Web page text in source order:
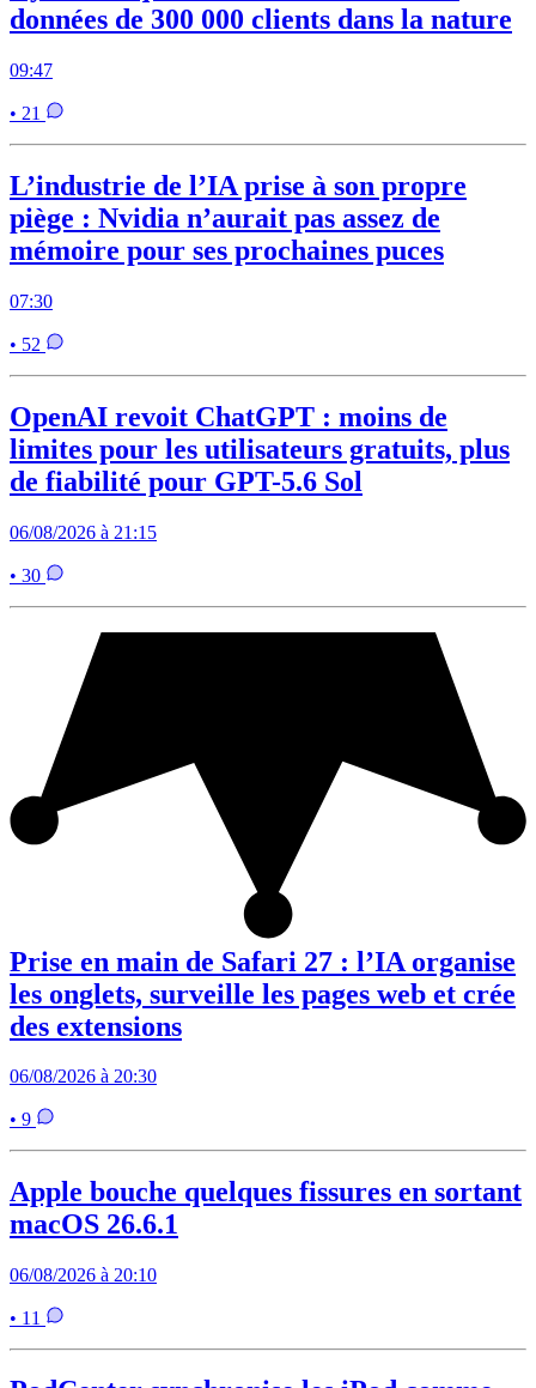
données de 300 000 clients dans la nature
09:47
• 21
L’industrie de l’IA prise à son propre
piège : Nvidia n’aurait pas assez de
mémoire pour ses prochaines puces
07:30
• 52
OpenAI revoit ChatGPT : moins de
limites pour les utilisateurs gratuits, plus
de fiabilité pour GPT-5.6 Sol
06/08/2026 à 21:15
• 30
Prise en main de Safari 27 : l’IA organise
les onglets, surveille les pages web et crée
des extensions
06/08/2026 à 20:30
• 9
Apple bouche quelques fissures en sortant
macOS 26.6.1
06/08/2026 à 20:10
• 11